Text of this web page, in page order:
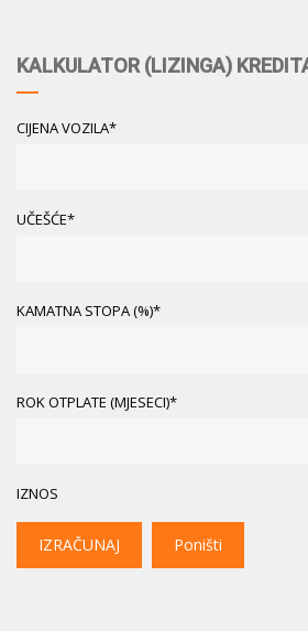
KALKULATOR (LIZINGA)
CIJENA VOZILA*
UČEŠĆE*
KAMATNA STOPA (%)*
ROK OTPLATE (MJESECI)*
IZNOS
IZRAČUNAJ Poništi